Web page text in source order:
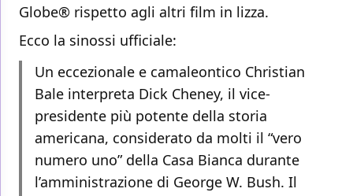
Globe® rispetto agli altri film in lizza.
Ecco la sinossi ufficiale:
Un eccezionale e camaleontico Christian
Bale interpreta Dick Cheney, il vice-
presidente più potente della storia
americana, considerato da molti il “vero
numero uno” della Casa Bianca durante
l’amministrazione di George W. Bush. Il